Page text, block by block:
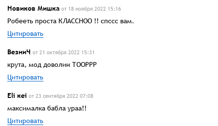
Новиков Мишка от 18 ноября 2022 15:16
Робееть проста КЛАССНОО !! спссс вам.
Цитировать
ВезниЧ от 21 октября 2022 15:31
крута, мод доволин ТООРРР
Цитировать
Eli кei от 23 сентября 2022 07:08
максималка бабла ураа!!
Цитировать